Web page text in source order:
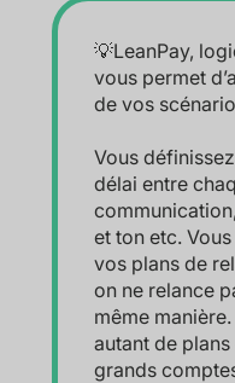
💡LeanPay,
vous permet
de vos
Vous
délai entre
et ton etc.
vos plans de
on ne relance
même
autant de plans
grands